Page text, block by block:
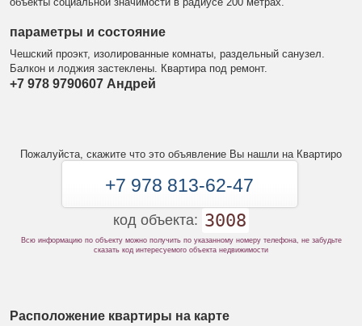
параметры и состояние
Чешский проэкт, изолированные комнаты, раздельный санузел.
Балкон и лоджия застеклены. Квартира под ремонт.
+7 978 9790607 Андрей
Пожалуйста, скажите что это объявление Вы нашли на Квартиро
+7 978 813-62-47
код объекта: 3008
Всю информацию по объекту можно получить по указанному номеру телефона, не забудьте
сказать код интересуемого объекта недвижимости
Расположение квартиры на карте